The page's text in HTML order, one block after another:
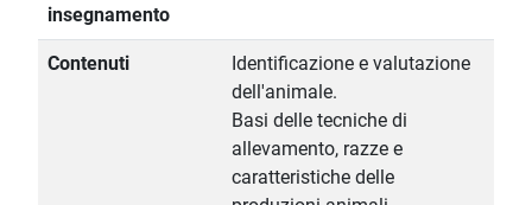
insegnamento
Contenuti
Identificazione e valutazione
dell'animale.
Basi delle tecniche di
allevamento, razze e
caratteristiche delle